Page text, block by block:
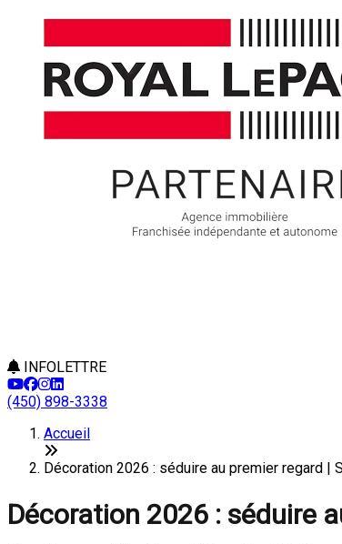
INFOLETTRE
(450) 898-3338
Accueil
Décoration 2026 : séduire au premier regard |
Décoration 2026 : séduire